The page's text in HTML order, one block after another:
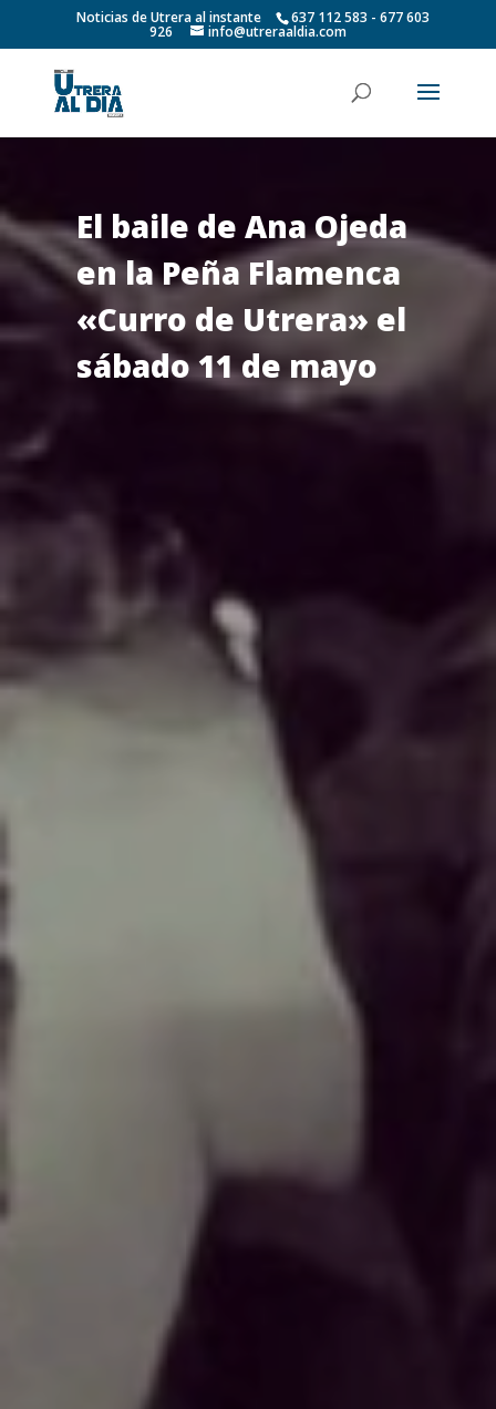
Noticias de Utrera al instante 637 112 583 - 677 603
926 info@utreraaldia.com
El baile de Ana Ojeda
en la Peña Flamenca
«Curro de Utrera» el
sábado 11 de mayo